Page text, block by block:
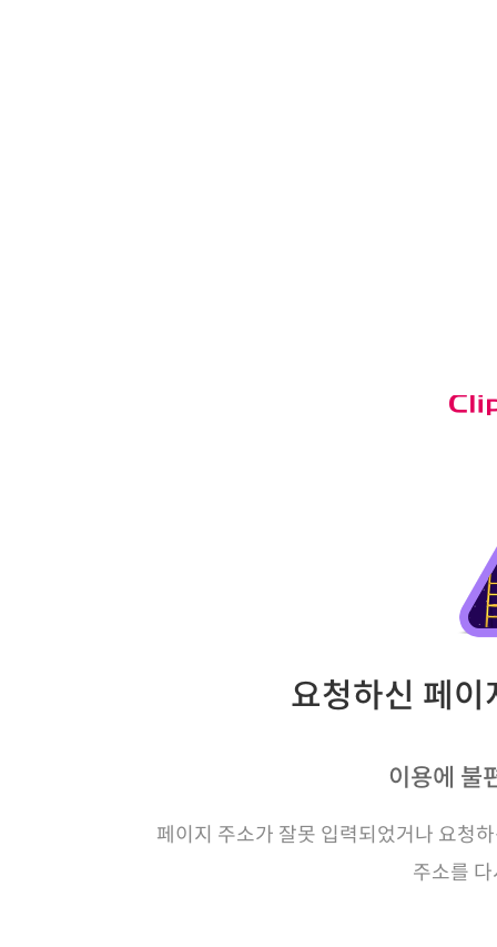
요청하신 페
이용에 불
페이지 주소가 잘못 입력되었거나 요청
주소를